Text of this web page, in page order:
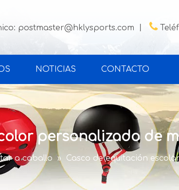
postmaster@hklysports.com 
NOTICIAS CONTACTO
personalizado de
a caballo » Casco de equitación